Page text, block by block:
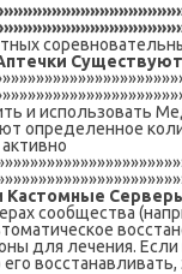
и использовать
определенное
Кастомные
сообщества
для лечения.